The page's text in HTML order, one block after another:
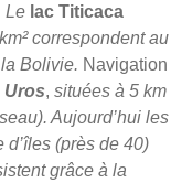
Le lac Titicaca
correspondent au
Bolivie. Navigation
Uros, situées à 5 km
Aujourd’hui les
(près de 40)
grâce à la